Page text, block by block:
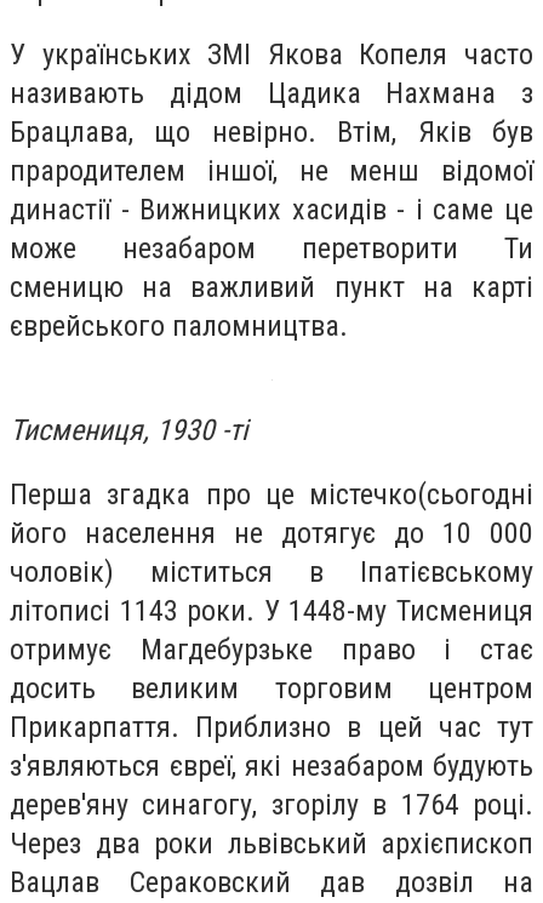
У українських ЗМІ Якова Копеля часто
називають дідом Цадика Нахмана з
Брацлава, що невірно. Втім, Яків був
прародителем іншої, не менш відомої
династії - Вижницких хасидів - і саме це
може незабаром перетворити Ти
сменицю на важливий пункт на карті
єврейського паломництва.
Тисмениця, 1930 -ті
Перша згадка про це містечко(сьогодні
його населення не дотягує до 10 000
чоловік) міститься в Іпатієвському
літописі 1143 роки. У 1448-му Тисмениця
отримує Магдебурзьке право і стає
досить великим торговим центром
Прикарпаття. Приблизно в цей час тут
з'являються євреї, які незабаром будують
дерев'яну синагогу, згорілу в 1764 році.
Через два роки львівський архієпископ
Вацлав Сераковский дав дозвіл на